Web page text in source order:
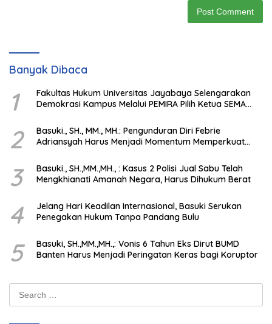
Banyak Dibaca
1
Fakultas Hukum Universitas Jayabaya Selengarakan
Demokrasi Kampus Melalui PEMIRA Pilih Ketua SEMA
2
Basuki., SH., MM., MH.: Pengunduran Diri Febrie
Adriansyah Harus Menjadi Momentum Memperkuat
3
Basuki., SH.,MM.,MH., : Kasus 2 Polisi Jual Sabu Telah
Mengkhianati Amanah Negara, Harus Dihukum Berat
4
Jelang Hari Keadilan Internasional, Basuki Serukan
Penegakan Hukum Tanpa Pandang Bulu
5
Basuki, SH.,MM.,MH.,: Vonis 6 Tahun Eks Dirut BUMD
Banten Harus Menjadi Peringatan Keras bagi Koruptor